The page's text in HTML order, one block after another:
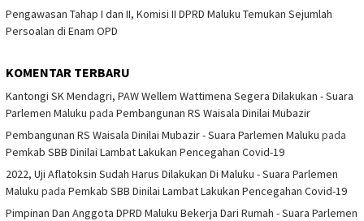
Pengawasan Tahap I dan II, Komisi II DPRD Maluku Temukan Sejumlah
Persoalan di Enam OPD
KOMENTAR TERBARU
Kantongi SK Mendagri, PAW Wellem Wattimena Segera Dilakukan - Suara
Parlemen Maluku pada Pembangunan RS Waisala Dinilai Mubazir
Pembangunan RS Waisala Dinilai Mubazir - Suara Parlemen Maluku pada
Pemkab SBB Dinilai Lambat Lakukan Pencegahan Covid-19
2022, Uji Aflatoksin Sudah Harus Dilakukan Di Maluku - Suara Parlemen
Maluku pada Pemkab SBB Dinilai Lambat Lakukan Pencegahan Covid-19
Pimpinan Dan Anggota DPRD Maluku Bekerja Dari Rumah - Suara Parlemen